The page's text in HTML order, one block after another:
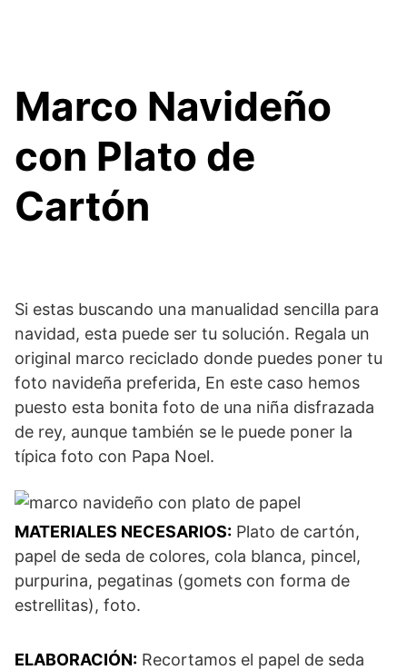
Marco Navideño
con Plato de
Cartón
Si estas buscando una manualidad sencilla para
navidad, esta puede ser tu solución. Regala un
original marco reciclado donde puedes poner tu
foto navideña preferida, En este caso hemos
puesto esta bonita foto de una niña disfrazada
de rey, aunque también se le puede poner la
típica foto con Papa Noel.
MATERIALES NECESARIOS: Plato de cartón,
papel de seda de colores, cola blanca, pincel,
purpurina, pegatinas (gomets con forma de
estrellitas), foto.
ELABORACIÓN: Recortamos el papel de seda